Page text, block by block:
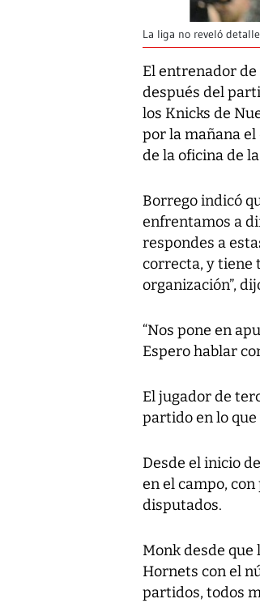
La liga no reveló
El entrenador
después del
los Knicks de
por la mañana
de la oficina de
Borrego indicó
enfrentamos a
respondes a
correcta, y tiene
organización”,
“Nos pone en
Espero hablar
El jugador de
partido en lo
Desde el inicio
en el campo,
disputados.
Monk desde que
Hornets con el
partidos, todos